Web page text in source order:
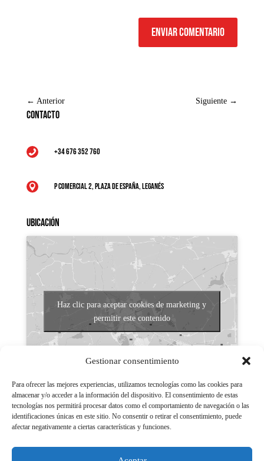
Gestionar consentimiento
Para ofrecer las mejores experiencias, utilizamos tecnologías como las cookies para
almacenar y/o acceder a la información del dispositivo. El consentimiento de estas
tecnologías nos permitirá procesar datos como el comportamiento de navegación o las
identificaciones únicas en este sitio. No consentir o retirar el consentimiento, puede
afectar negativamente a ciertas características y funciones.
Enviar comentario
← Anterior Siguiente →
Contacto
 +34 676 352 760
 P Comercial 2, Plaza de España, Leganés
Ubicación
Haz clic para aceptar cookies de marketing y
permitir este contenido
Aviso legal
Políticas de Privacidad
Aviso Legal